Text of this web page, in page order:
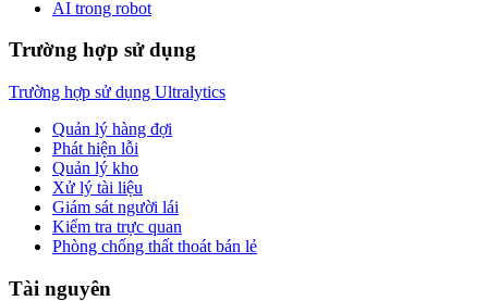
AI trong robot
Trường hợp sử dụng
Trường hợp sử dụng Ultralytics
Quản lý hàng đợi
Phát hiện lỗi
Quản lý kho
Xử lý tài liệu
Giám sát người lái
Kiểm tra trực quan
Phòng chống thất thoát bán lẻ
Tài nguyên